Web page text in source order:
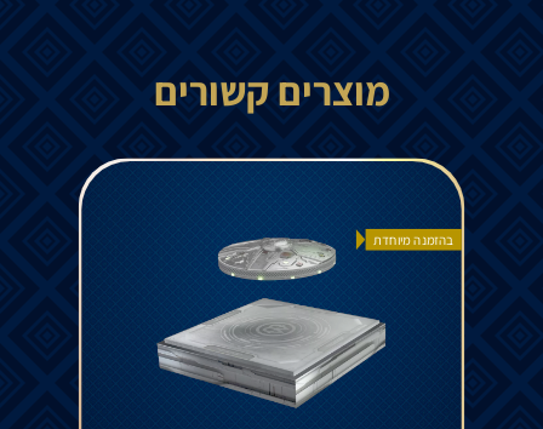
מוצרים קשורים
בהזמנה מיוחדת